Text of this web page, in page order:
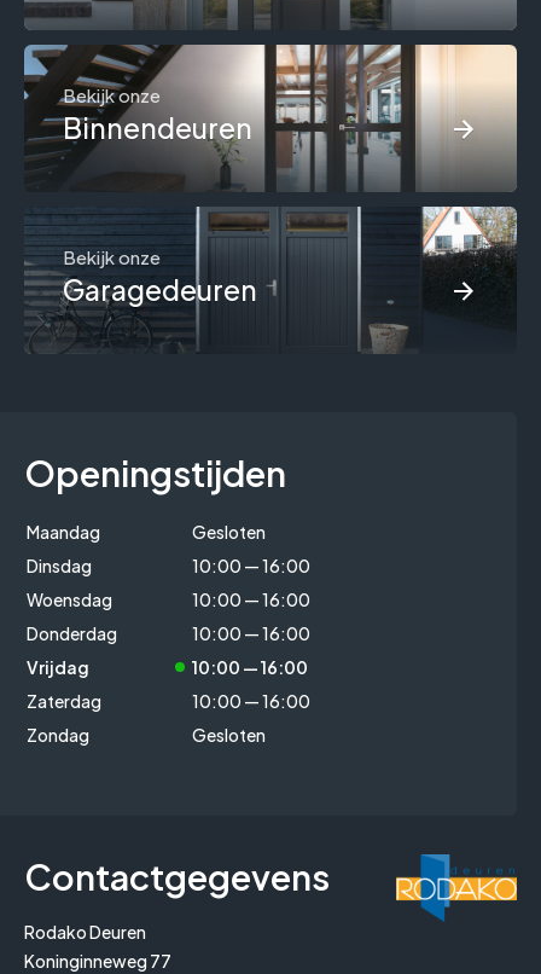
Bekijk onze
Binnendeuren
Bekijk onze
Garagedeuren
Openingstijden
Maandag
Gesloten
Dinsdag
10:00 — 16:00
Woensdag
10:00 — 16:00
Donderdag
10:00 — 16:00
Vrijdag
10:00 — 16:00
Zaterdag
10:00 — 16:00
Zondag
Gesloten
Contactgegevens
Rodako Deuren
Koninginneweg 77